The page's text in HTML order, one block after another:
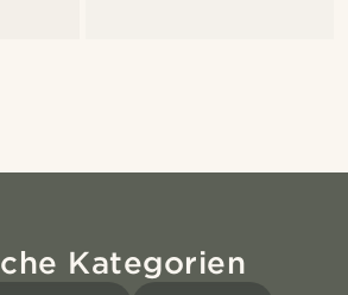
Kategorien